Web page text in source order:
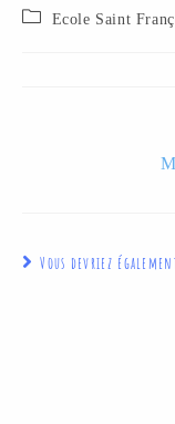
Ecole Saint
Vous devriez